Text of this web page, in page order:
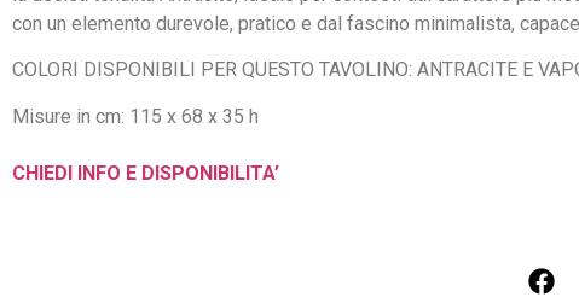
con un elemento durevole, pratico e dal fascino minimalista,
COLORI DISPONIBILI PER QUESTO TAVOLINO: ANTRACITE E
Misure in cm: 115 x 68 x 35 h
CHIEDI INFO E DISPONIBILITA’